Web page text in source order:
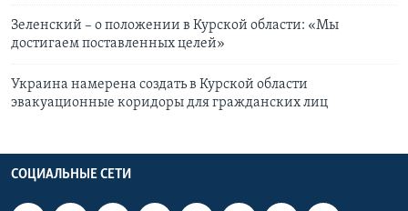
Зеленский – о положении в Курской области: «Мы
достигаем поставленных целей»
Украина намерена создать в Курской области
эвакуационные коридоры для гражданских лиц
СОЦИАЛЬНЫЕ СЕТИ